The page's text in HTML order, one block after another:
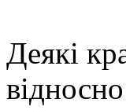
Деякі